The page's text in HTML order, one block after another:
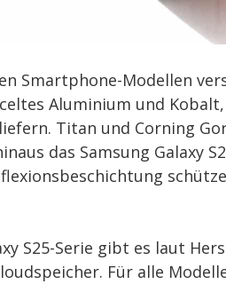
Smartphone-Modellen
Aluminium und
Titan und Corning
das Samsung Galaxy
S25-Serie gibt es laut
Für alle